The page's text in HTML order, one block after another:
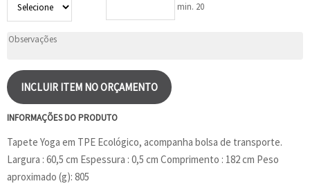
min. 20
INCLUIR ITEM NO ORÇAMENTO
INFORMAÇÕES DO PRODUTO
Tapete Yoga em TPE Ecológico, acompanha bolsa de transporte.
Largura : 60,5 cm Espessura : 0,5 cm Comprimento : 182 cm Peso
aproximado (g): 805